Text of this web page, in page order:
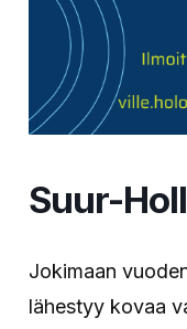
Suur-
Jokimaan
lähestyy kovaa